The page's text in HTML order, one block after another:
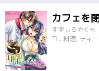
カフェを
すずしろやくも
TL, 料理, ティ